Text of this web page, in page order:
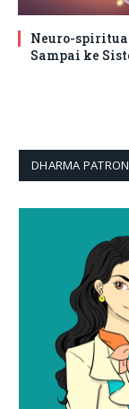
Neuro-
Sampai ke
DHARMA